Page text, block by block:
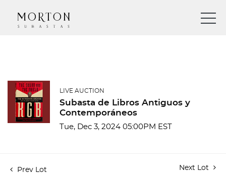
LIVE AUCTION
Subasta de Libros Antiguos y
Contemporáneos
Tue, Dec 3, 2024 05:00PM EST
Prev Lot Next Lot